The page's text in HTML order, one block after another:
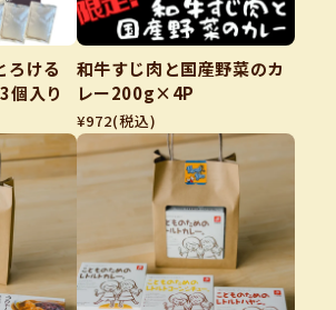
ろける
個入り
和牛すじ肉と国産野菜のカ
レー200g×4P
¥972(税込)